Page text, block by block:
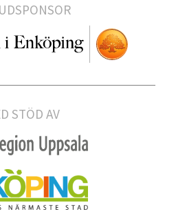
STÖD AV